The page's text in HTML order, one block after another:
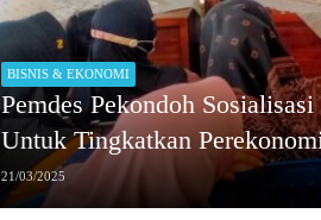
BISNIS & EKONOMI
Pemdes Pekondoh
Untuk Tingkatkan
21/03/2025